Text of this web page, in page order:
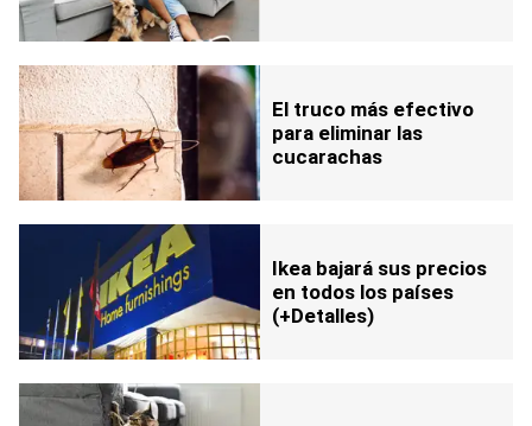
El truco más efectivo
para eliminar las
cucarachas
Ikea bajará sus precios
en todos los países
(+Detalles)